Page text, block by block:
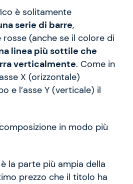
è solitamente
serie di barre,
(anche se il colore di
linea più sottile che
verticalmente. Come in
X (orizzontale)
e l’asse Y (verticale) il
in modo più
la parte più ampia della
prezzo che il titolo ha